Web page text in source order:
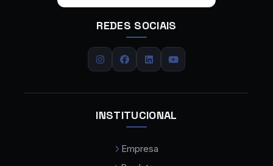
Calandra de Chapas
Carregador de Chapas
Centro de Usinagem CNC Preço
REDES SOCIAIS
INSTITUCIONAL
Empresa